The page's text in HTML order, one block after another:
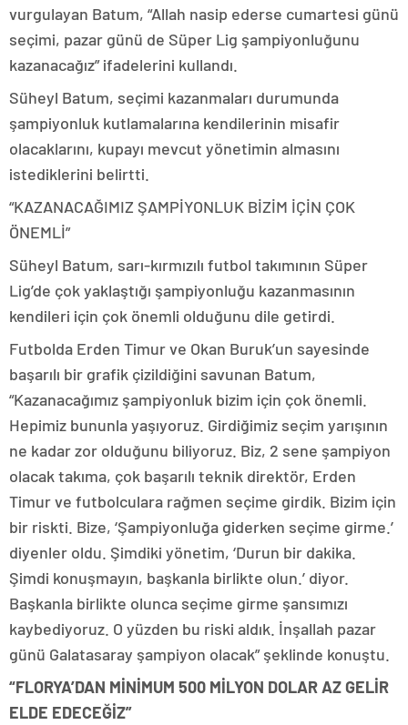
vurgulayan Batum, “Allah nasip ederse cumartesi günü
seçimi, pazar günü de Süper Lig şampiyonluğunu
kazanacağız” ifadelerini kullandı.
Süheyl Batum, seçimi kazanmaları durumunda
şampiyonluk kutlamalarına kendilerinin misafir
olacaklarını, kupayı mevcut yönetimin almasını
istediklerini belirtti.
“KAZANACAĞIMIZ ŞAMPİYONLUK BİZİM İÇİN ÇOK
ÖNEMLİ”
Süheyl Batum, sarı-kırmızılı futbol takımının Süper
Lig’de çok yaklaştığı şampiyonluğu kazanmasının
kendileri için çok önemli olduğunu dile getirdi.
Futbolda Erden Timur ve Okan Buruk’un sayesinde
başarılı bir grafik çizildiğini savunan Batum,
“Kazanacağımız şampiyonluk bizim için çok önemli.
Hepimiz bununla yaşıyoruz. Girdiğimiz seçim yarışının
ne kadar zor olduğunu biliyoruz. Biz, 2 sene şampiyon
olacak takıma, çok başarılı teknik direktör, Erden
Timur ve futbolculara rağmen seçime girdik. Bizim için
bir riskti. Bize, ‘Şampiyonluğa giderken seçime girme.’
diyenler oldu. Şimdiki yönetim, ‘Durun bir dakika.
Şimdi konuşmayın, başkanla birlikte olun.’ diyor.
Başkanla birlikte olunca seçime girme şansımızı
kaybediyoruz. O yüzden bu riski aldık. İnşallah pazar
günü Galatasaray şampiyon olacak” şeklinde konuştu.
“FLORYA’DAN MİNİMUM 500 MİLYON DOLAR AZ GELİR
ELDE EDECEĞİZ”